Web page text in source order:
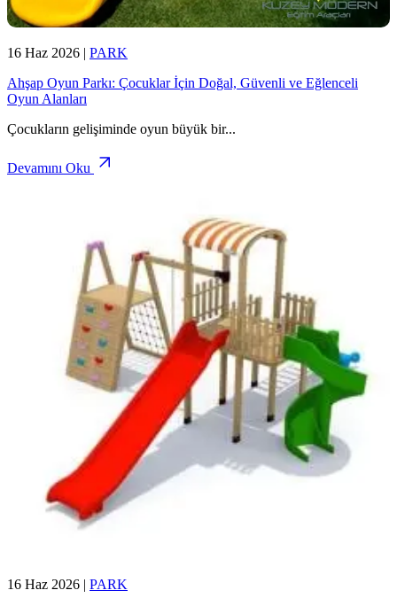
16 Haz 2026 | PARK
Ahşap Oyun Parkı: Çocuklar İçin Doğal, Güvenli ve Eğlenceli
Oyun Alanları
Çocukların gelişiminde oyun büyük bir...
Devamını Oku
16 Haz 2026 | PARK